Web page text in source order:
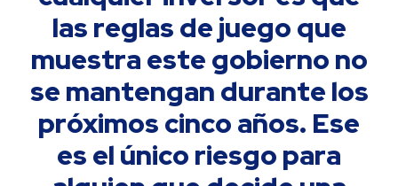
las reglas de juego que
muestra este gobierno no
se mantengan durante los
próximos cinco años. Ese
es el único riesgo para